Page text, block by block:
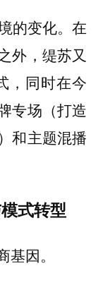
的变化。在
外，缇苏又
，同时在今
专场（打造
和主题混播
式转型
基因。